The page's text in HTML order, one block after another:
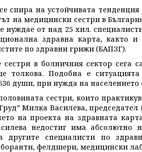
спира на устойчивата
на медицински сестри в
нуждае от над 25 хил.
здравна карта, както
по здравни грижи (БАПЗГ).
сестри в болничния сектор сега
толкова. Подобна е
души, при нужда на населението
сестри, които
Милка Василева,
на проекта на здравната
недостиг има абсолютно
другите специалисти по
фелдшери, медицински